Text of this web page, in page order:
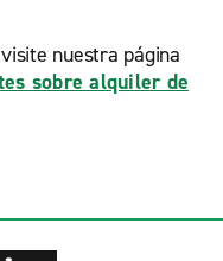
nuestra página
sobre alquiler de